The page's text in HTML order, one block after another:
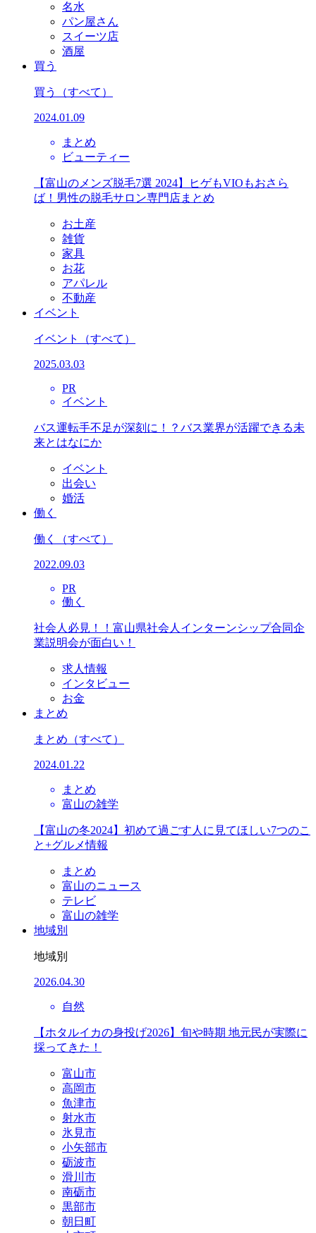
名水
パン屋さん
スイーツ店
酒屋
買う
買う （すべて）
2024.01.09
まとめ
ビューティー
【富山のメンズ脱毛7選 2024】ヒゲもVIOもおさら
ば！男性の脱毛サロン専門店まとめ
お土産
雑貨
家具
お花
アパレル
不動産
イベント
イベント （すべて）
2025.03.03
PR
イベント
バス運転手不足が深刻に！？バス業界が活躍できる未
来とはなにか
イベント
出会い
婚活
働く
働く （すべて）
2022.09.03
PR
働く
社会人必見！！富山県社会人インターンシップ合同企
業説明会が面白い！
求人情報
インタビュー
お金
まとめ
まとめ （すべて）
2024.01.22
まとめ
富山の雑学
【富山の冬2024】初めて過ごす人に見てほしい7つのこ
と+グルメ情報
まとめ
富山のニュース
テレビ
富山の雑学
地域別
地域別
2026.04.30
自然
【ホタルイカの身投げ2026】旬や時期 地元民が実際に
採ってきた！
富山市
高岡市
魚津市
射水市
氷見市
小矢部市
砺波市
滑川市
南砺市
黒部市
朝日町